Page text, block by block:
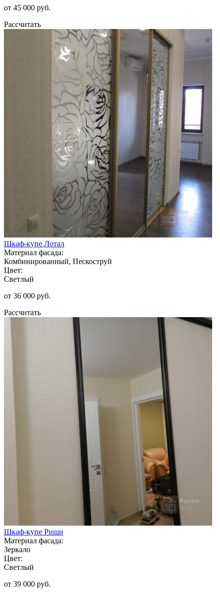
от 45 000 руб.
Рассчитать
Шкаф-купе Лотал
Материал фасада:
Комбинированный, Пескоструй
Цвет:
Светлый
от 36 000 руб.
Рассчитать
Шкаф-купе Риши
Материал фасада:
Зеркало
Цвет:
Светлый
от 39 000 руб.